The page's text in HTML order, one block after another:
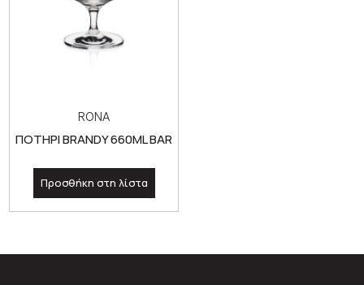
RONA
ΠΟΤΗΡΙ BRANDY 660ML BAR
Προσθήκη στη λίστα